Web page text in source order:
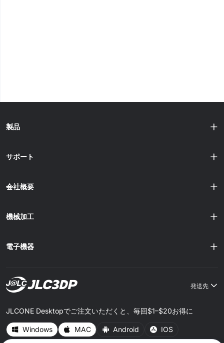
製品
サポート
会社概要
機械加工
電子機器
発送先
JLCONE Desktopでご注文いただくと、毎回$1–$20お得に
Windows MAC Android IOS